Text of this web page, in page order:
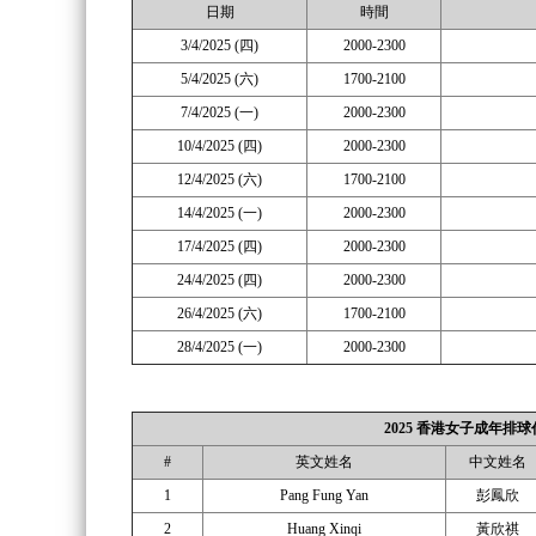
日期
時間
3/4/2025 (四)
2000-2300
5/4/2025 (六)
1700-2100
7/4/2025 (一)
2000-2300
10/4/2025 (四)
2000-2300
12/4/2025 (六)
1700-2100
14/4/2025 (一)
2000-2300
17/4/2025 (四)
2000-2300
24/4/2025 (四)
2000-2300
26/4/2025 (六)
1700-2100
28/4/2025 (一)
2000-2300
2025 香港女子成年排
#
英文姓名
中文姓名
1
Pang Fung Yan
彭鳳欣
2
Huang Xinqi 黃欣祺